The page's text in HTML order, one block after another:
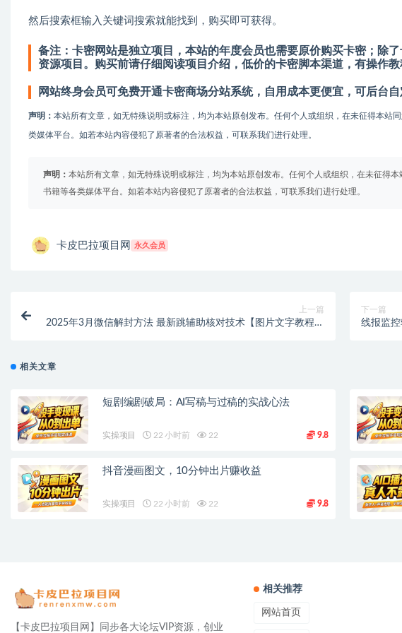
然后搜索框输入关键词搜索就能找到，购买即可获得。
备注：卡密网站是独立项目，本站的年度会员也需要原价购买卡密；除
资源项目。购买前请仔细阅读项目介绍，低价的卡密脚本渠道，有操作教
网站终身会员可免费开通卡密商场分站系统，自用成本更便宜，可后台
声明： 本站所有文章，如无特殊说明或标注，均为本站原创发布。任何个人或组织，在未征得本站
类媒体平台。如若本站内容侵犯了原著者的合法权益，可联系我们进行处理。
声明： 本站所有文章，如无特殊说明或标注，均为本站原创发布。任何个人或组织，在未征得
书籍等各类媒体平台。如若本站内容侵犯了原著者的合法权益，可联系我们进行处理。
卡皮巴拉项目网 永久会员
上一篇
2025年3月微信解封方法 最新跳辅助核对技术【图片文字教程有
下一篇
线报监
相关文章
短剧编剧破局：AI写稿与过稿的实战心法
实操项目 22 小时前 22 9.8
抖音漫画图文，10分钟出片赚收益
实操项目 22 小时前 22 9.8
【卡皮巴拉项目网】同步各大论坛VIP资源，创业
相关推荐
网站首页